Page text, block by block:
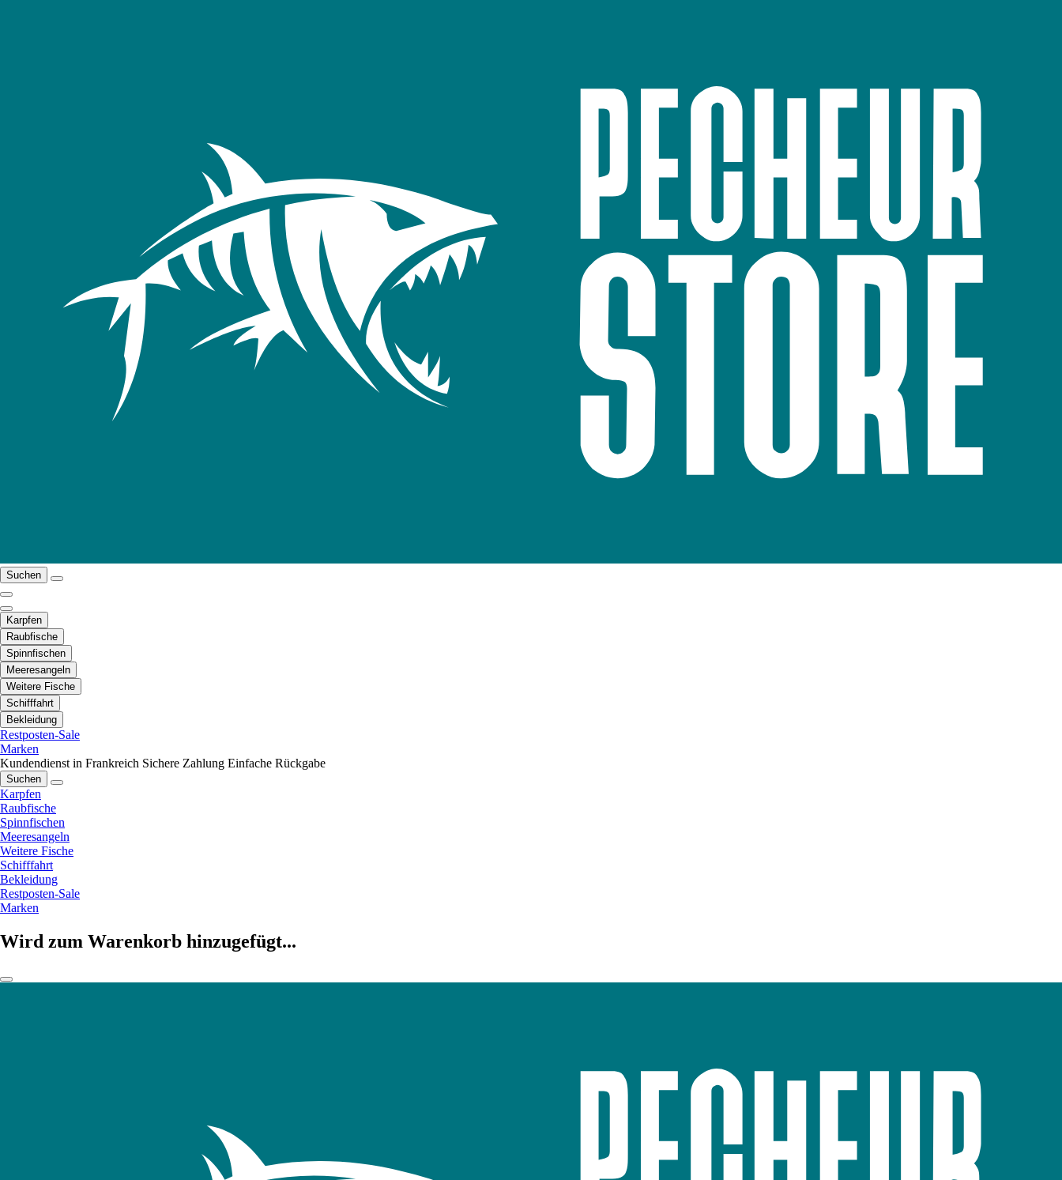
Suchen
Karpfen
Raubfische
Spinnfischen
Meeresangeln
Weitere Fische
Schifffahrt
Bekleidung
Restposten-Sale
Marken
Kundendienst in Frankreich Sichere Zahlung Einfache Rückgabe
Suchen
Karpfen
Raubfische
Spinnfischen
Meeresangeln
Weitere Fische
Schifffahrt
Bekleidung
Restposten-Sale
Marken
Wird zum Warenkorb hinzugefügt...